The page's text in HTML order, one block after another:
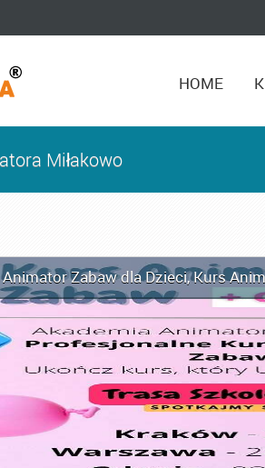
HOME
Miłakowo
Animator Zabaw dla Dzieci,Kurs